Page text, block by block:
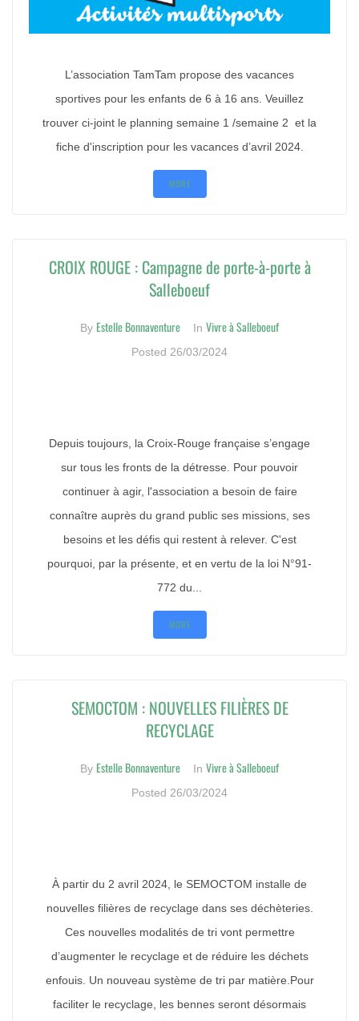
L’association TamTam propose des vacances
sportives pour les enfants de 6 à 16 ans. Veuillez
trouver ci-joint le planning semaine 1 /semaine 2 et la
fiche d'inscription pour les vacances d’avril 2024.
MORE
CROIX ROUGE : Campagne de porte-à-porte à
Salleboeuf
By Estelle Bonnaventure In Vivre à Salleboeuf
Posted 26/03/2024
Depuis toujours, la Croix-Rouge française s’engage
sur tous les fronts de la détresse. Pour pouvoir
continuer à agir, l'association a besoin de faire
connaître auprès du grand public ses missions, ses
besoins et les défis qui restent à relever. C'est
pourquoi, par la présente, et en vertu de la loi N°91-
772 du...
MORE
SEMOCTOM : NOUVELLES FILIÈRES DE
RECYCLAGE
By Estelle Bonnaventure In Vivre à Salleboeuf
Posted 26/03/2024
À partir du 2 avril 2024, le SEMOCTOM installe de
nouvelles filières de recyclage dans ses déchèteries.
Ces nouvelles modalités de tri vont permettre
d’augmenter le recyclage et de réduire les déchets
enfouis. Un nouveau système de tri par matière.Pour
faciliter le recyclage, les bennes seront désormais